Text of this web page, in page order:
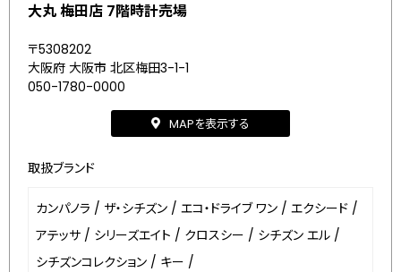
大丸 梅田店 7階時計売場
〒5308202
大阪府 大阪市 北区梅田3-1-1
050-1780-0000
MAPを表示する
取扱ブランド
カンパノラ / ザ・シチズン / エコ・ドライブ ワン / エクシード /
アテッサ / シリーズエイト / クロスシー / シチズン エル /
シチズンコレクション / キー /